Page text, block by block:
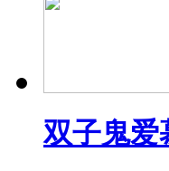
双子鬼爱